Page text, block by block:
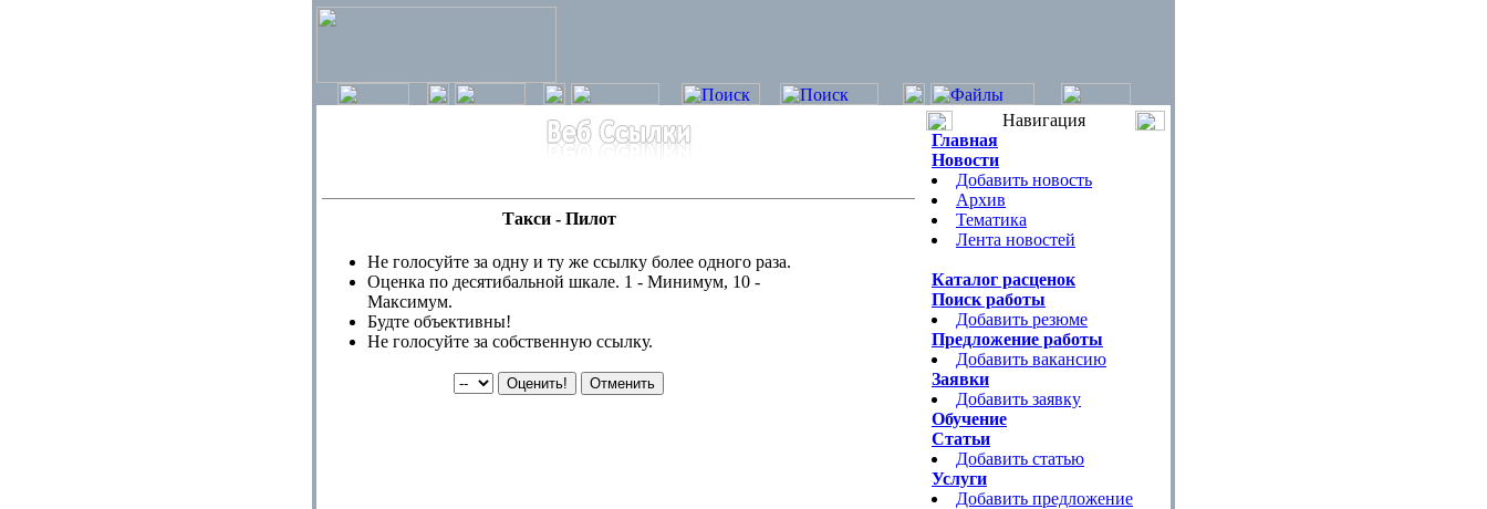
Такси - Пилот
Не голосуйте за одну и ту же ссылку более одного раза.
Оценка по десятибальной шкале. 1 - Минимум, 10 -
Максимум.
Будте объективны!
Не голосуйте за собственную ссылку.
Навигация
Главная
Новости
Добавить новость
Архив
Тематика
Лента новостей
Каталог расценок
Поиск работы
Добавить резюме
Предложение работы
Добавить вакансию
Заявки
Добавить заявку
Обучение
Статьи
Добавить статью
Услуги
Добавить предложение